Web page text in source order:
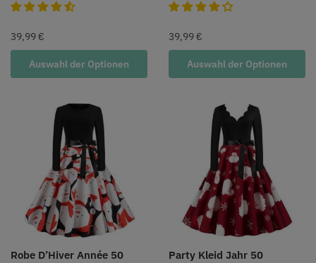
39,99 €
Auswahl der Optionen
39,99 €
Auswahl der Optionen
Robe D’Hiver Année 50 Party Kleid Jahr 50